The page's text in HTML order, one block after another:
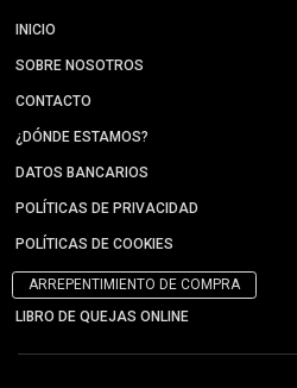
INICIO
SOBRE NOSOTROS
CONTACTO
¿DÓNDE ESTAMOS?
DATOS BANCARIOS
POLÍTICAS DE PRIVACIDAD
POLÍTICAS DE COOKIES
ARREPENTIMIENTO DE COMPRA
LIBRO DE QUEJAS ONLINE